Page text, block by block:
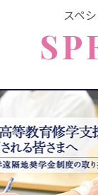
スペ